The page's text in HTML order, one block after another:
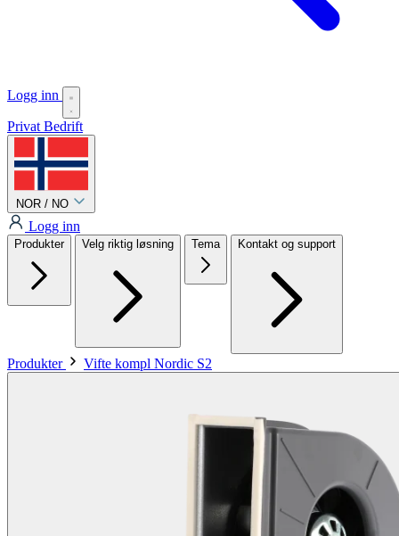
Logg inn
Privat Bedrift
NOR / NO
Logg inn
Produkter Velg riktig løsning Tema Kontakt og support
Produkter Vifte kompl Nordic S2